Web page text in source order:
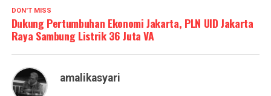
DON'T MISS
Dukung Pertumbuhan Ekonomi Jakarta, PLN UID Jakarta
Raya Sambung Listrik 36 Juta VA
amalikasyari